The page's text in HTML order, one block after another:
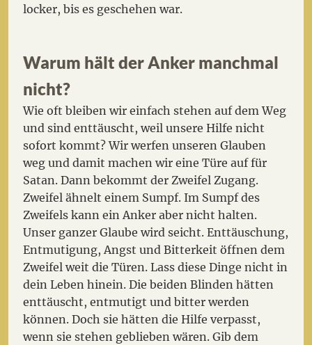
locker, bis es geschehen war.
Warum hält der Anker manchmal
nicht?
Wie oft bleiben wir einfach stehen auf dem Weg
und sind enttäuscht, weil unsere Hilfe nicht
sofort kommt? Wir werfen unseren Glauben
weg und damit machen wir eine Türe auf für
Satan. Dann bekommt der Zweifel Zugang.
Zweifel ähnelt einem Sumpf. Im Sumpf des
Zweifels kann ein Anker aber nicht halten.
Unser ganzer Glaube wird seicht. Enttäuschung,
Entmutigung, Angst und Bitterkeit öffnen dem
Zweifel weit die Türen. Lass diese Dinge nicht in
dein Leben hinein. Die beiden Blinden hätten
enttäuscht, entmutigt und bitter werden
können. Doch sie hätten die Hilfe verpasst,
wenn sie stehen geblieben wären. Gib dem